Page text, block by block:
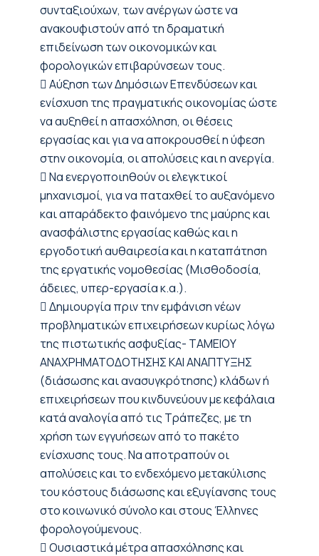
συνταξιούχων, των ανέργων ώστε να
ανακουφιστούν από τη δραματική
επιδείνωση των οικονομικών και
φορολογικών επιβαρύνσεων τους.
 Αύξηση των Δημόσιων Επενδύσεων και
ενίσχυση της πραγματικής οικονομίας ώστε
να αυξηθεί η απασχόληση, οι θέσεις
εργασίας και για να αποκρουσθεί η ύφεση
στην οικονομία, οι απολύσεις και η ανεργία.
 Να ενεργοποιηθούν οι ελεγκτικοί
μηχανισμοί, για να παταχθεί το αυξανόμενο
και απαράδεκτο φαινόμενο της μαύρης και
ανασφάλιστης εργασίας καθώς και η
εργοδοτική αυθαιρεσία και η καταπάτηση
της εργατικής νομοθεσίας (Μισθοδοσία,
άδειες, υπερ-εργασία κ.α.).
 Δημιουργία πριν την εμφάνιση νέων
προβληματικών επιχειρήσεων κυρίως λόγω
της πιστωτικής ασφυξίας- ΤΑΜΕΙΟΥ
ΑΝΑΧΡΗΜΑΤΟΔΟΤΗΣΗΣ ΚΑΙ ΑΝΑΠΤΥΞΗΣ
(διάσωσης και ανασυγκρότησης) κλάδων ή
επιχειρήσεων που κινδυνεύουν με κεφάλαια
κατά αναλογία από τις Τράπεζες, με τη
χρήση των εγγυήσεων από το πακέτο
ενίσχυσης τους. Να αποτραπούν οι
απολύσεις και το ενδεχόμενο μετακύλισης
του κόστους διάσωσης και εξυγίανσης τους
στο κοινωνικό σύνολο και στους Έλληνες
φορολογούμενους.
 Ουσιαστικά μέτρα απασχόλησης και